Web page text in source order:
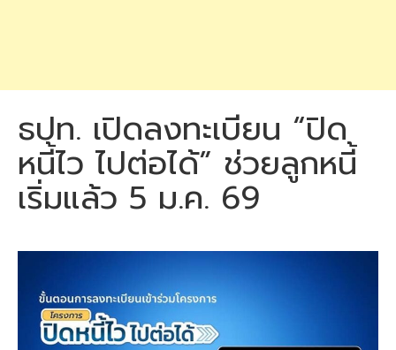
ธปท. เปิดลงทะเบียน “ปิด
หนี้ไว ไปต่อได้” ช่วยลูกหนี้
เริ่มแล้ว 5 ม.ค. 69